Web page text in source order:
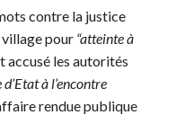
contre la justice
village pour “atteinte à
accusé les autorités
à l’encontre
rendue publique